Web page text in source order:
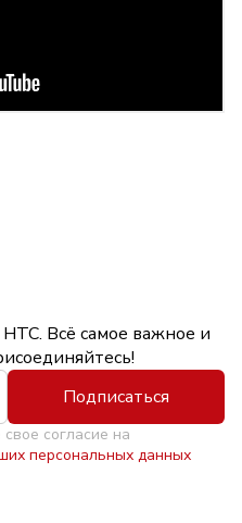
Всё самое важное и
Подписаться
согласие на
персональных данных